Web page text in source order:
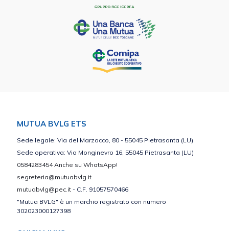
MUTUA BVLG ETS
Sede legale: Via del Marzocco, 80 - 55045 Pietrasanta (LU)
Sede operativa: Via Monginevro 16, 55045 Pietrasanta (LU)
0584283454 Anche su WhatsApp!
segreteria@mutuabvlg.it
mutuabvlg@pec.it - C.F. 91057570466
"Mutua BVLG" è un marchio registrato con numero
302023000127398